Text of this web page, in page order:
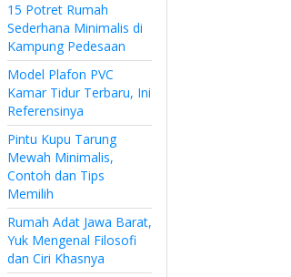
15 Potret Rumah
Sederhana Minimalis di
Kampung Pedesaan
Model Plafon PVC
Kamar Tidur Terbaru, Ini
Referensinya
Pintu Kupu Tarung
Mewah Minimalis,
Contoh dan Tips
Memilih
Rumah Adat Jawa Barat,
Yuk Mengenal Filosofi
dan Ciri Khasnya